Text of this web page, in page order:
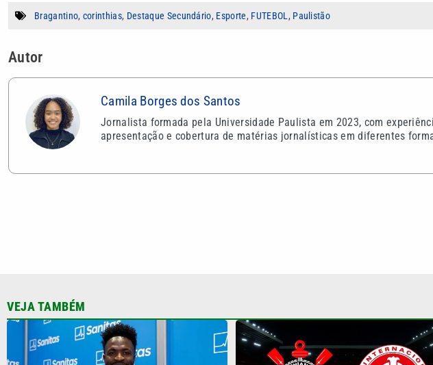
Bragantino, corinthias, Destaque Secundário, Esporte, FUTEBOL, Paulistão
Autor
Camila Borges dos Santos
Jornalista formada pela Universidade Paulista em 2023, com
apresentação e cobertura de matérias jornalísticas em diferentes
VEJA TAMBÉM